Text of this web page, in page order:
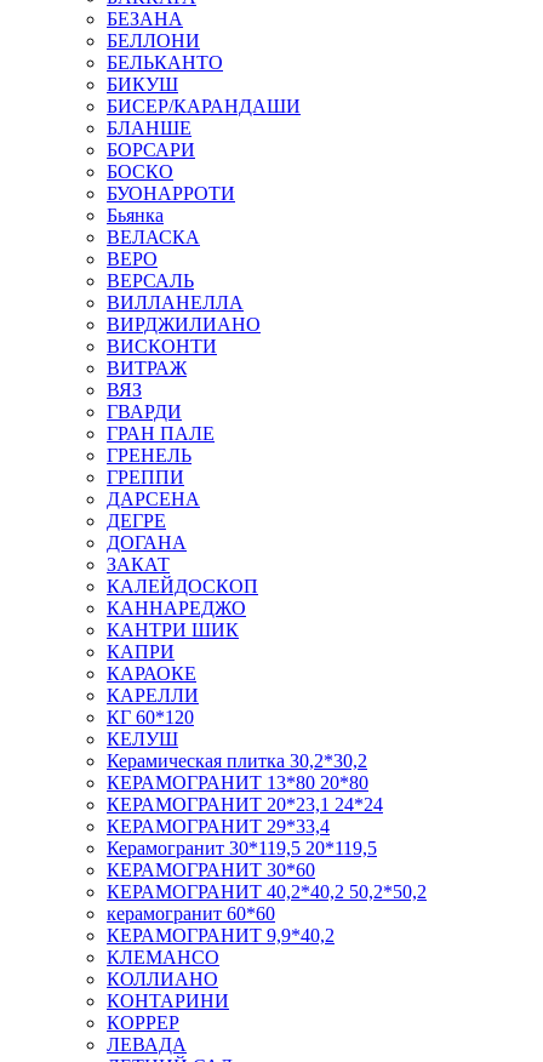
БЕЗАНА
БЕЛЛОНИ
БЕЛЬКАНТО
БИКУШ
БИСЕР/КАРАНДАШИ
БЛАНШЕ
БОРСАРИ
БОСКО
БУОНАРРОТИ
Бьянка
ВЕЛАСКА
ВЕРО
ВЕРСАЛЬ
ВИЛЛАНЕЛЛА
ВИРДЖИЛИАНО
ВИСКОНТИ
ВИТРАЖ
ВЯЗ
ГВАРДИ
ГРАН ПАЛЕ
ГРЕНЕЛЬ
ГРЕППИ
ДАРСЕНА
ДЕГРЕ
ДОГАНА
ЗАКАТ
КАЛЕЙДОСКОП
КАННАРЕДЖО
КАНТРИ ШИК
КАПРИ
КАРАОКЕ
КАРЕЛЛИ
КГ 60*120
КЕЛУШ
Керамическая плитка 30,2*30,2
КЕРАМОГРАНИТ 13*80 20*80
КЕРАМОГРАНИТ 20*23,1 24*24
КЕРАМОГРАНИТ 29*33,4
Керамогранит 30*119,5 20*119,5
КЕРАМОГРАНИТ 30*60
КЕРАМОГРАНИТ 40,2*40,2 50,2*50,2
керамогранит 60*60
КЕРАМОГРАНИТ 9,9*40,2
КЛЕМАНСО
КОЛЛИАНО
КОНТАРИНИ
КОРРЕР
ЛЕВАДА